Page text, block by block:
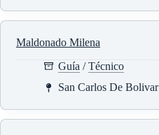
Maldonado Milena
Guía /Técnico
San Carlos De Bolivar